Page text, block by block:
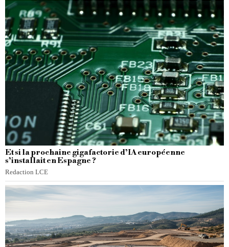
Et si la prochaine gigafactorie d’IA européenne
s’installait en Espagne ?
Redaction LCE